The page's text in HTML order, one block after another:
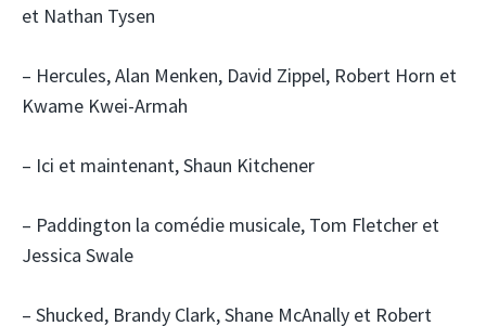
et Nathan Tysen
– Hercules, Alan Menken, David Zippel, Robert Horn et
Kwame Kwei-Armah
– Ici et maintenant, Shaun Kitchener
– Paddington la comédie musicale, Tom Fletcher et
Jessica Swale
– Shucked, Brandy Clark, Shane McAnally et Robert